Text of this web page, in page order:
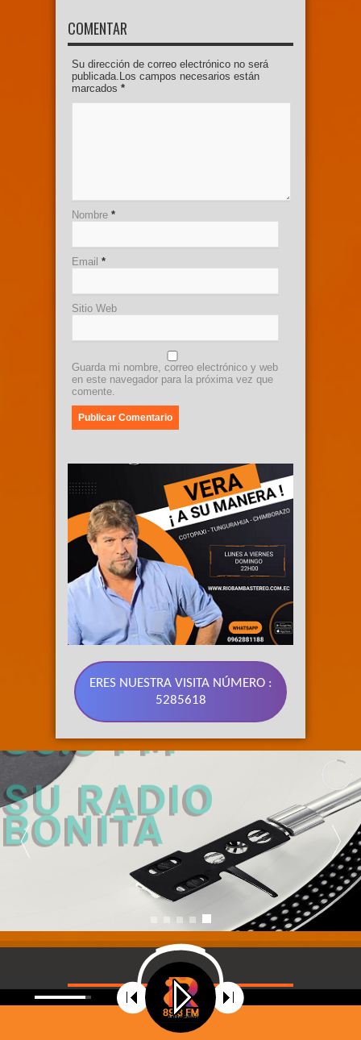
COMENTAR
Su dirección de correo electrónico no será
publicada.Los campos necesarios están
marcados *
Nombre *
Email *
Sitio Web
Guarda mi nombre, correo electrónico y web
en este navegador para la próxima vez que
comente.
ERES NUESTRA VISITA NÚMERO :
5285618
89.3 FM
SU RADIO
BONITA
Radio Riobamba Stereo 89.3 FM, Su radio